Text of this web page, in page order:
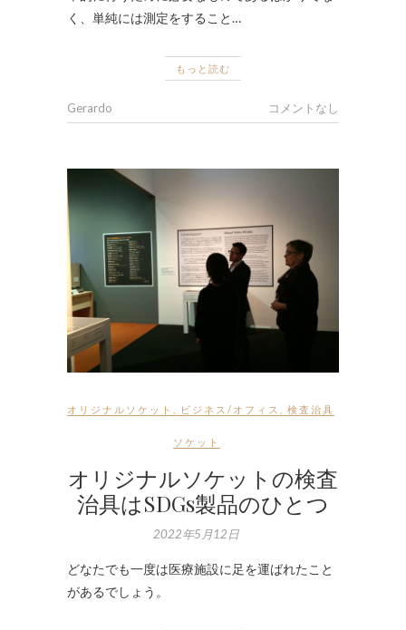
く、単純には測定をすること…
もっと読む
Gerardo コメントなし
オリジナルソケット ビジネス/オフィス 検査治具
ソケット
オリジナルソケットの検査
治具はSDGs製品のひとつ
2022年5月12日
どなたでも一度は医療施設に足を運ばれたこと
があるでしょう。